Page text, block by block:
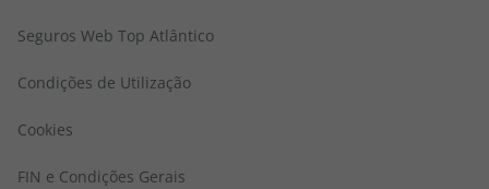
Seguros Web Top Atlântico
Condições de Utilização
Cookies
FIN e Condições Gerais